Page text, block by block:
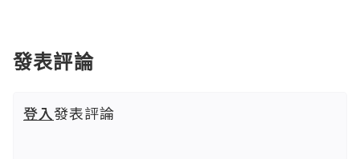
發表評論
登入發表評論